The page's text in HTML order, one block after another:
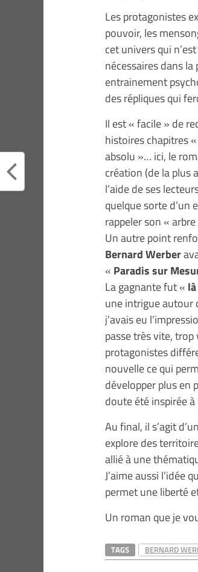
Les protagonistes
pouvoir, les
cet univers qui
nécessaires dans
entrainement
des répliques qui
Il est « facile » de
histoires chapitres
absolu »… ici, le
création (de la plus
l’aide de ses
quelque sorte d’un
rappeler son «
Un autre point
Bernard Werber
« Paradis sur
La gagnante fut «
une intrigue autour
j’avais eu
passe très vite,
protagonistes
nouvelle ce qui
développer plus en
doute été inspirée
Au final, il s’agit
explore des
allié à une
J’aime aussi l’idée
permet une liberté
Un roman que je
TAGS BERNARD